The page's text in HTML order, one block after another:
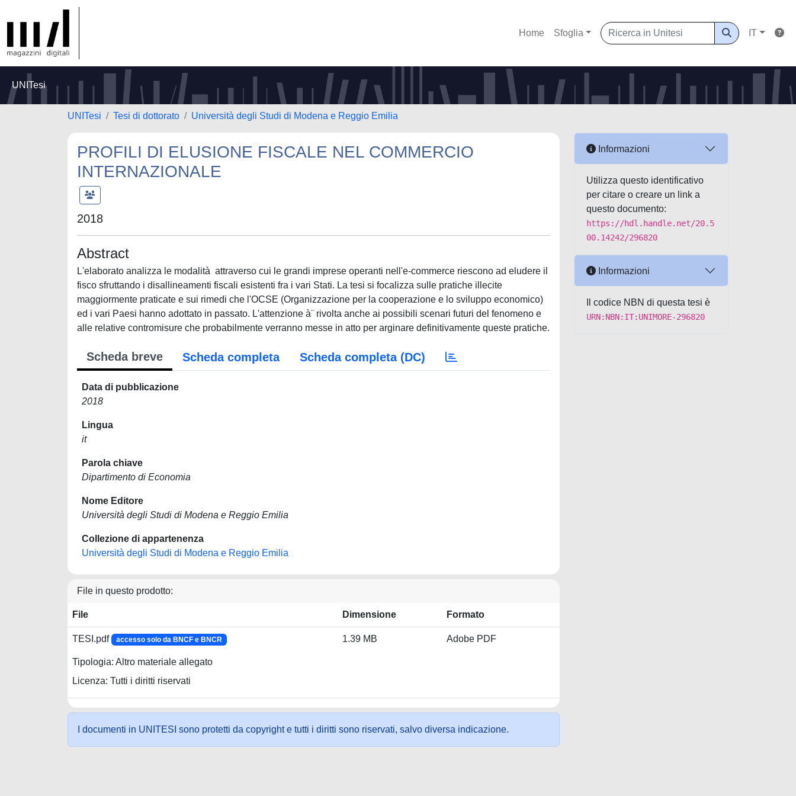
Home Sfoglia IT
UNITesi
UNITesi Tesi di dottorato Università degli Studi di Modena e Reggio Emilia
PROFILI DI ELUSIONE FISCALE NEL COMMERCIO
INTERNAZIONALE
2018
Abstract
L'elaborato analizza le modalità attraverso cui le grandi imprese operanti nell'e-commerce riescono ad eludere il
fisco sfruttando i disallineamenti fiscali esistenti fra i vari Stati. La tesi si focalizza sulle pratiche illecite
maggiormente praticate e sui rimedi che l'OCSE (Organizzazione per la cooperazione e lo sviluppo economico)
ed i vari Paesi hanno adottato in passato. L'attenzione à¨ rivolta anche ai possibili scenari futuri del fenomeno e
alle relative contromisure che probabilmente verranno messe in atto per arginare definitivamente queste pratiche.
Scheda breve Scheda completa Scheda completa (DC)
Data di pubblicazione
2018
Lingua
it
Parola chiave
Dipartimento di Economia
Nome Editore
Università degli Studi di Modena e Reggio Emilia
Collezione di appartenenza
Università degli Studi di Modena e Reggio Emilia
File in questo prodotto:
File Dimensione Formato
TESI.pdf accesso solo da BNCF e BNCR
Tipologia: Altro materiale allegato
Licenza: Tutti i diritti riservati
1.39 MB Adobe PDF
I documenti in UNITESI sono protetti da copyright e tutti i diritti sono riservati, salvo diversa indicazione.
Informazioni
Utilizza questo identificativo
per citare o creare un link a
questo documento:
https://hdl.handle.net/20.5
00.14242/296820
Informazioni
Il codice NBN di questa tesi è
URN:NBN:IT:UNIMORE-296820